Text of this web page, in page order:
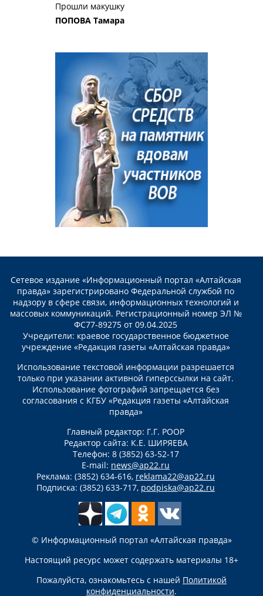
Прошли макушку
ПОПОВА Тамара
Сетевое издание «Информационный портал «Алтайская
правда» зарегистрировано Федеральной службой по
надзору в сфере связи, информационных технологий и
массовых коммуникаций. Регистрационный номер ЭЛ №
ФС77-89275 от 09.04.2025
Учредители: краевое государственное бюджетное
учреждение «Редакция газеты «Алтайская правда»
Использование текстовой информации разрешается
только при указании активной гиперссылки на сайт.
Использование фотографий запрещается без
согласования с КГБУ «Редакция газеты «Алтайская
правда»
Главный редактор: Г.Г. РООР
Редактор сайта: К.Е. ШИРЯЕВА
Телефон: 8 (3852) 63-52-17
E-mail: news@ap22.ru
Реклама: (3852) 634-616, reklama22@ap22.ru
Подписка: (3852) 633-717, podpiska@ap22.ru
© Информационный портал «Алтайская правда»
Настоящий ресурс может содержать материалы 18+
Пожалуйста, ознакомьтесь с нашей Политикой
конфиденциальности.